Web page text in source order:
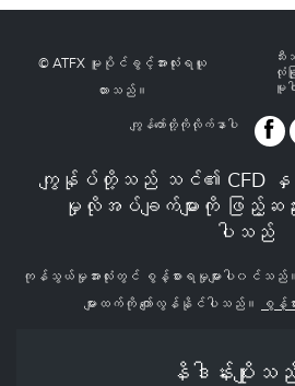
© ATFX မူပိုင်ခွင့်အားလုံးရယူ
ထားသည်။
သီ
လုံခ
မူဝ
ကျွန်တော်တို့ကိုလိုက်နာပါ
ကျွန်ုပ်တို့သည် သင်၏ CFD နှ
မှုလိုအပ်ချက်များကို ဖြည့်ဆ
ပါသည်
ကုန်သွယ်မှုအားလုံးတွင် စွန့်စားရမှုများပါ၀င်သည်
များထက်ကို ကျော်လွန်နိုင်ပါသည်။ စွန့်
နိဒါန်းပျိုးသ